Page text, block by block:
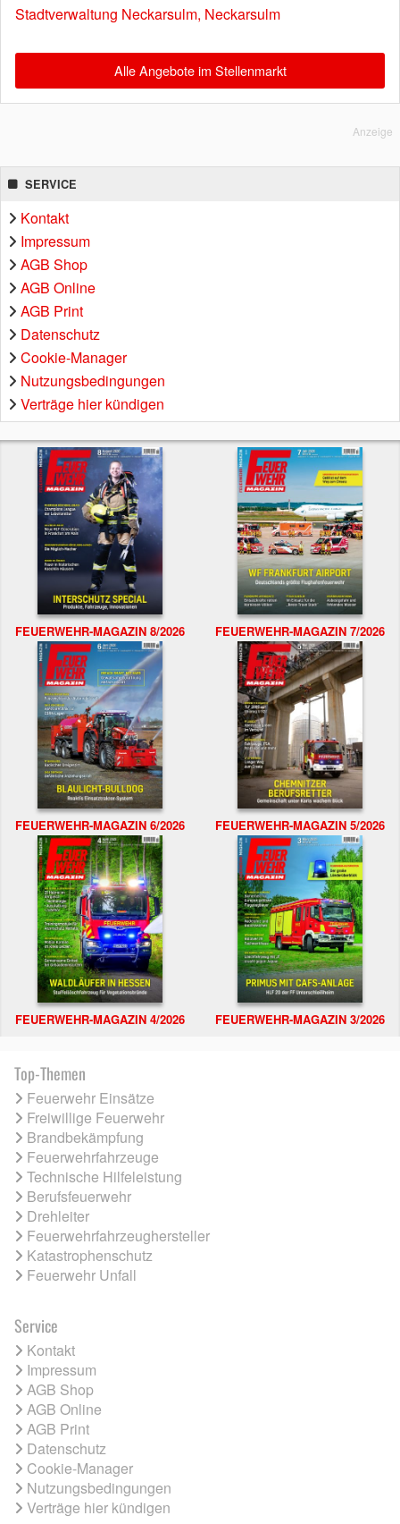
Stadtverwaltung Neckarsulm, Neckarsulm
Alle Angebote im Stellenmarkt
Anzeige
SERVICE
Kontakt
Impressum
AGB Shop
AGB Online
AGB Print
Datenschutz
Cookie-Manager
Nutzungsbedingungen
Verträge hier kündigen
FEUERWEHR-MAGAZIN 8/2026 FEUERWEHR-MAGAZIN 7/2026
FEUERWEHR-MAGAZIN 6/2026 FEUERWEHR-MAGAZIN 5/2026
FEUERWEHR-MAGAZIN 4/2026 FEUERWEHR-MAGAZIN 3/2026
Top-Themen
Feuerwehr Einsätze
Freiwillige Feuerwehr
Brandbekämpfung
Feuerwehrfahrzeuge
Technische Hilfeleistung
Berufsfeuerwehr
Drehleiter
Feuerwehrfahrzeughersteller
Katastrophenschutz
Feuerwehr Unfall
Service
Kontakt
Impressum
AGB Shop
AGB Online
AGB Print
Datenschutz
Cookie-Manager
Nutzungsbedingungen
Verträge hier kündigen